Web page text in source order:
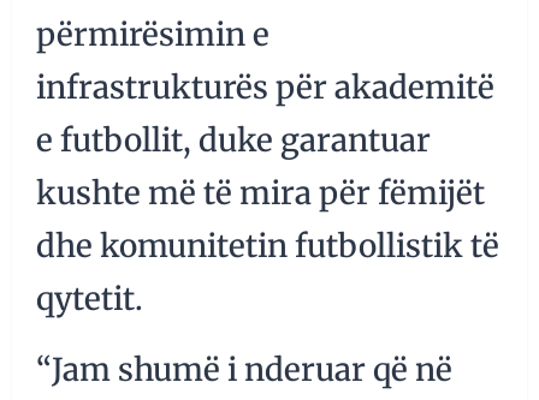
përmirësimin e
infrastrukturës për akademitë
e futbollit, duke garantuar
kushte më të mira për fëmijët
dhe komunitetin futbollistik të
qytetit.
“Jam shumë i nderuar që në